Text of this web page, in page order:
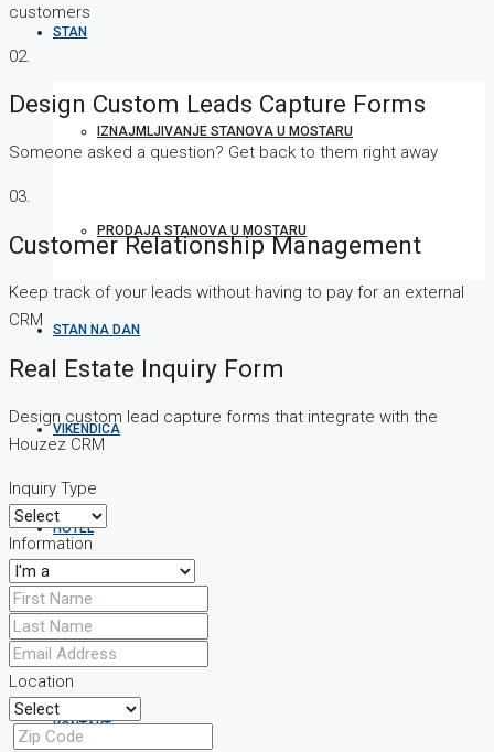
STAN
IZNAJMLJIVANJE STANOVA U MOSTARU
PRODAJA STANOVA U MOSTARU
STAN NA DAN
VIKENDICA
HOTEL
VILLA
KONTAKT
customers
02.
Design Custom Leads Capture Forms
Someone asked a question? Get back to them right away
03.
Customer Relationship Management
Keep track of your leads without having to pay for an external
CRM
Real Estate Inquiry Form
Design custom lead capture forms that integrate with the
Houzez CRM
Inquiry Type
Information
Location